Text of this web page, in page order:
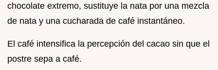
chocolate extremo, sustituye la nata por una mezcla
de nata y una cucharada de café instantáneo.
El café intensifica la percepción del cacao sin que el
postre sepa a café.